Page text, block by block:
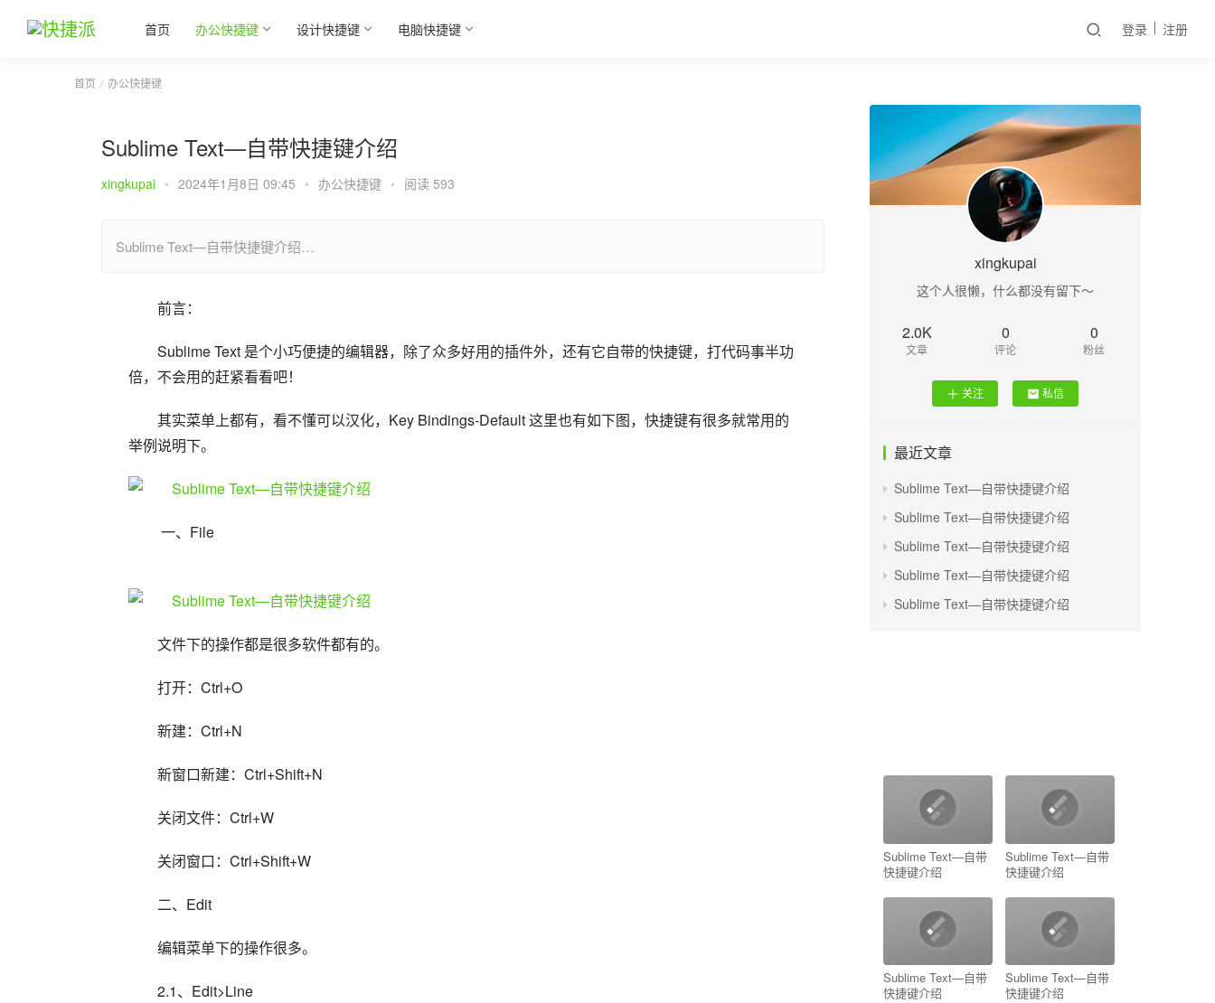
首页 办公快捷键 设计快捷键 电脑快捷键 登录 注册
首页 办公快捷键
Sublime Text—自带快捷键介绍
xingkupai • 2024年1月8日 09:45 • 办公快捷键 • 阅读 593
Sublime Text—自带快捷键介绍…
前言：
Sublime Text 是个小巧便捷的编辑器，除了众多好用的插件外，还有它自带的快捷键，打代码事半功
倍，不会用的赶紧看看吧！
其实菜单上都有，看不懂可以汉化，Key Bindings-Default 这里也有如下图，快捷键有很多就常用的
举例说明下。
一、File
文件下的操作都是很多软件都有的。
打开：Ctrl+O
新建：Ctrl+N
新窗口新建：Ctrl+Shift+N
关闭文件：Ctrl+W
关闭窗口：Ctrl+Shift+W
二、Edit
编辑菜单下的操作很多。
2.1、Edit>Line
xingkupai
这个人很懒，什么都没有留下～
2.0K
文章
0
评论
0
粉丝
关注 私信
最近文章
Sublime Text—自带快捷键介绍
Sublime Text—自带快捷键介绍
Sublime Text—自带快捷键介绍
Sublime Text—自带快捷键介绍
Sublime Text—自带快捷键介绍
Sublime Text—自带
快捷键介绍
Sublime Text—自带
快捷键介绍
Sublime Text—自带
快捷键介绍
Sublime Text—自带
快捷键介绍